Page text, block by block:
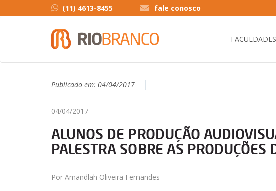
(11) 4613-8455 fale conosco
FACULDADES
Publicado em: 04/04/2017
04/04/2017
ALUNOS DE PRODUÇÃO
PALESTRA SOBRE AS PRODUÇÕES
Por Amandlah Oliveira Fernandes